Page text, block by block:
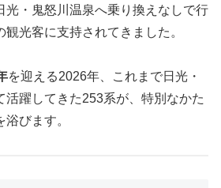
光・鬼怒川温泉へ乗り換えなしで行
光客に支持されてきました。
を迎える2026年、これまで日光・
活躍してきた253系が、特別なかた
びます。